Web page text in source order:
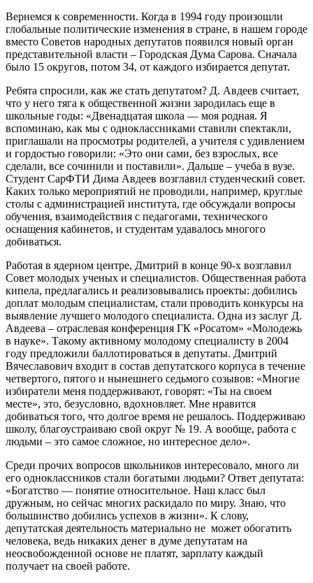
Вернемся к современности. Когда в 1994 году произошли
глобальные политические изменения в стране, в нашем городе
вместо Советов народных депутатов появился новый орган
представительной власти – Городская Дума Сарова. Сначала
было 15 округов, потом 34, от каждого избирается депутат.
Ребята спросили, как же стать депутатом? Д. Авдеев считает,
что у него тяга к общественной жизни зародилась еще в
школьные годы: «Двенадцатая школа — моя родная. Я
вспоминаю, как мы с одноклассниками ставили спектакли,
приглашали на просмотры родителей, а учителя с удивлением
и гордостью говорили: «Это они сами, без взрослых, все
сделали, все сочинили и поставили». Дальше – учеба в вузе.
Студент СарФТИ Дима Авдеев возглавил студенческий совет.
Каких только мероприятий не проводили, например, круглые
столы с администрацией института, где обсуждали вопросы
обучения, взаимодействия с педагогами, технического
оснащения кабинетов, и студентам удавалось многого
добиваться.
Работая в ядерном центре, Дмитрий в конце 90-х возглавил
Совет молодых ученых и специалистов. Общественная работа
кипела, предлагались и реализовывались проекты: добились
доплат молодым специалистам, стали проводить конкурсы на
выявление лучшего молодого специалиста. Одна из заслуг Д.
Авдеева – отраслевая конференция ГК «Росатом» «Молодежь
в науке». Такому активному молодому специалисту в 2004
году предложили баллотироваться в депутаты. Дмитрий
Вячеславович входит в состав депутатского корпуса в течение
четвертого, пятого и нынешнего седьмого созывов: «Многие
избиратели меня поддерживают, говорят: «Ты на своем
месте», это, безусловно, вдохновляет. Мне нравится
добиваться того, что долгое время не решалось. Поддерживаю
школу, благоустраиваю свой округ № 19. А вообще, работа с
людьми – это самое сложное, но интересное дело».
Среди прочих вопросов школьников интересовало, много ли
его одноклассников стали богатыми людьми? Ответ депутата:
«Богатство — понятие относительное. Наш класс был
дружным, но сейчас многих раскидало по миру. Знаю, что
большинство добились успехов в жизни». К слову,
депутатская деятельность материально не может обогатить
человека, ведь никаких денег в думе депутатам на
неосвобожденной основе не платят, зарплату каждый
получает на своей работе.